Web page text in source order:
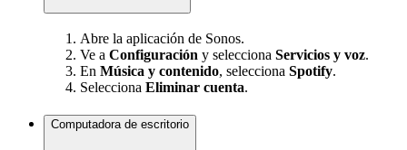
Abre la aplicación de Sonos.
Ve a Configuración y selecciona Servicios y voz.
En Música y contenido, selecciona Spotify.
Selecciona Eliminar cuenta.
Computadora de escritorio